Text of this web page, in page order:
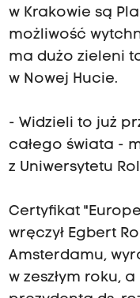
w Krakowie są
możliwość
ma dużo zieleni
w Nowej Hucie.
- Widzieli to już
całego świata -
z Uniwersytetu
Certyfikat
wręczył Egbert
Amsterdamu,
w zeszłym roku,